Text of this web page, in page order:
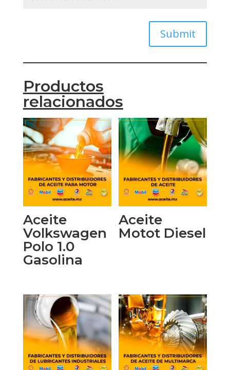
Submit
Productos
relacionados
Aceite
Volkswagen
Polo 1.0
Gasolina
Aceite
Motot Diesel